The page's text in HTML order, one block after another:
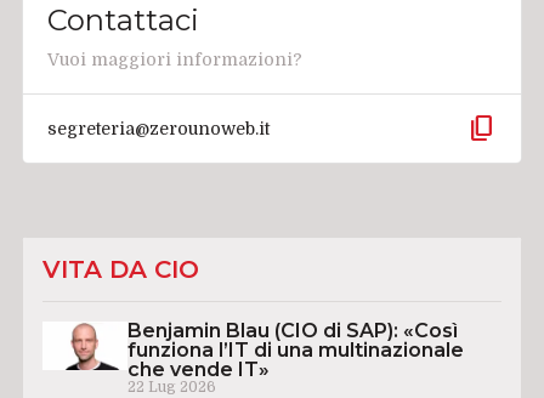
Contattaci
Vuoi maggiori informazioni?
segreteria@zerounoweb.it content_copy
VITA DA CIO
Benjamin Blau (CIO di SAP): «Così
funziona l’IT di una multinazionale
che vende IT»
22 Lug 2026